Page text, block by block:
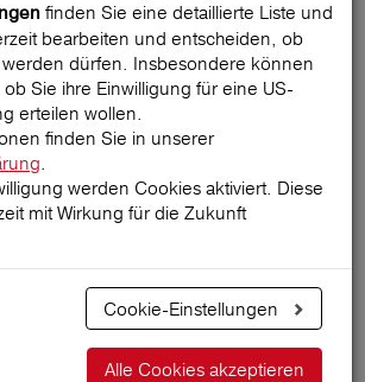
schönsten
der Welt
24.02.2022
finden Sie eine detaillierte Liste und
bearbeiten und entscheiden, ob
dürfen. Insbesondere können
Sie ihre Einwilligung für eine US-
erteilen wollen.
finden Sie in unserer
.
werden Cookies aktiviert. Diese
mit Wirkung für die Zukunft
Cookie-Einstellungen
Alle Cookies akzeptieren